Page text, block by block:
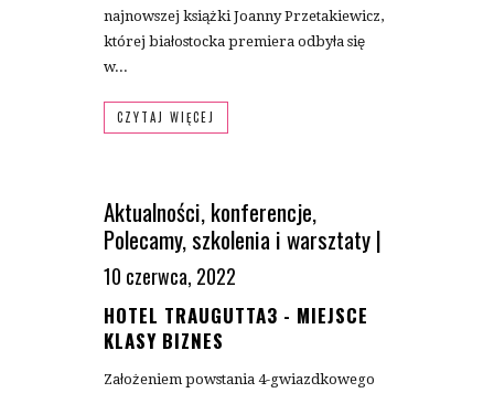
najnowszej książki Joanny Przetakiewicz,
której białostocka premiera odbyła się
w...
CZYTAJ WIĘCEJ
Aktualności,konferencje,
Polecamy,szkolenia i warsztaty|
10 czerwca, 2022
HOTEL TRAUGUTTA3 - MIEJSCE
KLASY BIZNES
Założeniem powstania 4-gwiazdkowego